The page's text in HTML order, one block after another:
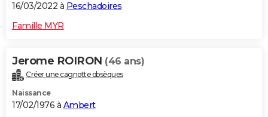
16/03/2022 à Peschadoires
Famille MYR
Jerome ROIRON (46 ans)
Créer une cagnotte obsèques
Naissance
17/02/1976 à Ambert